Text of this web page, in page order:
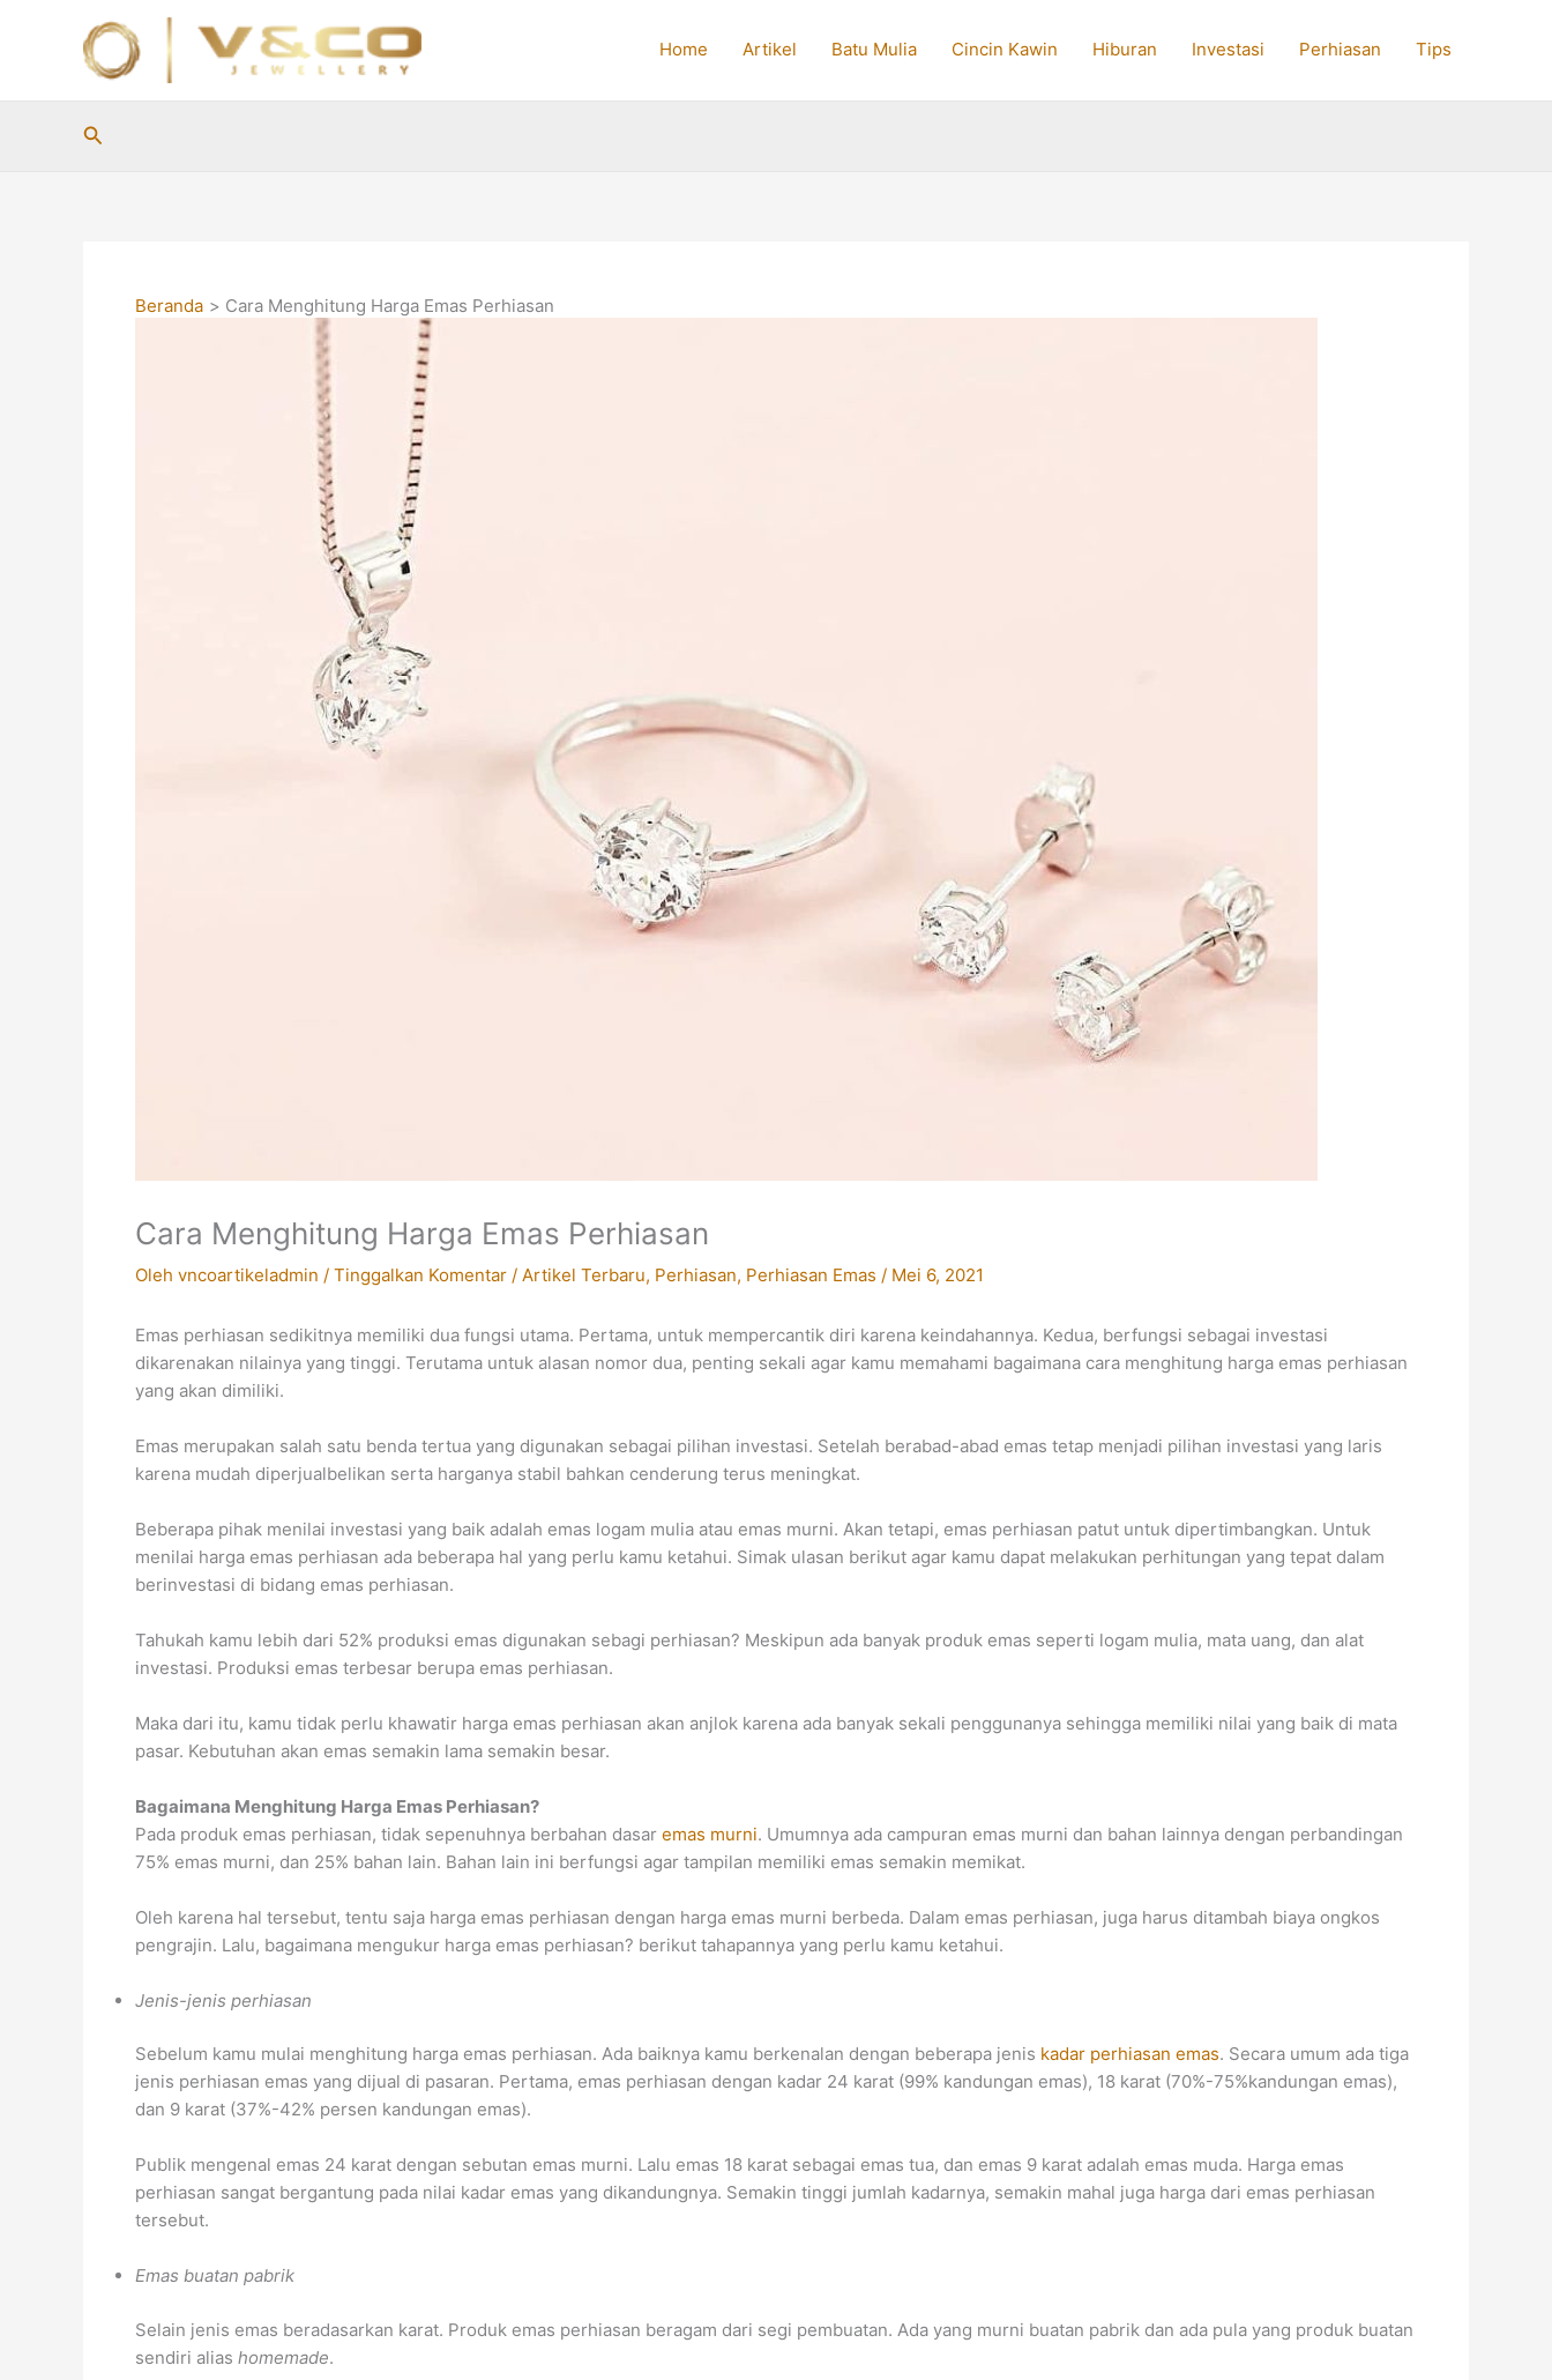
Home Artikel Batu Mulia Cincin Kawin Hiburan Investasi Perhiasan Tips
Cari
Beranda Cara Menghitung Harga Emas Perhiasan
Cara Menghitung Harga Emas Perhiasan
Oleh vncoartikeladmin / Tinggalkan Komentar / Artikel Terbaru, Perhiasan, Perhiasan Emas / Mei 6, 2021
Emas perhiasan sedikitnya memiliki dua fungsi utama. Pertama, untuk mempercantik diri karena keindahannya. Kedua, berfungsi sebagai investasi
dikarenakan nilainya yang tinggi. Terutama untuk alasan nomor dua, penting sekali agar kamu memahami bagaimana cara menghitung harga emas perhiasan
yang akan dimiliki.
Emas merupakan salah satu benda tertua yang digunakan sebagai pilihan investasi. Setelah berabad-abad emas tetap menjadi pilihan investasi yang laris
karena mudah diperjualbelikan serta harganya stabil bahkan cenderung terus meningkat.
Beberapa pihak menilai investasi yang baik adalah emas logam mulia atau emas murni. Akan tetapi, emas perhiasan patut untuk dipertimbangkan. Untuk
menilai harga emas perhiasan ada beberapa hal yang perlu kamu ketahui. Simak ulasan berikut agar kamu dapat melakukan perhitungan yang tepat dalam
berinvestasi di bidang emas perhiasan.
Tahukah kamu lebih dari 52% produksi emas digunakan sebagi perhiasan? Meskipun ada banyak produk emas seperti logam mulia, mata uang, dan alat
investasi. Produksi emas terbesar berupa emas perhiasan.
Maka dari itu, kamu tidak perlu khawatir harga emas perhiasan akan anjlok karena ada banyak sekali penggunanya sehingga memiliki nilai yang baik di mata
pasar. Kebutuhan akan emas semakin lama semakin besar.
Bagaimana Menghitung Harga Emas Perhiasan?
Pada produk emas perhiasan, tidak sepenuhnya berbahan dasar emas murni. Umumnya ada campuran emas murni dan bahan lainnya dengan perbandingan
75% emas murni, dan 25% bahan lain. Bahan lain ini berfungsi agar tampilan memiliki emas semakin memikat.
Oleh karena hal tersebut, tentu saja harga emas perhiasan dengan harga emas murni berbeda. Dalam emas perhiasan, juga harus ditambah biaya ongkos
pengrajin. Lalu, bagaimana mengukur harga emas perhiasan? berikut tahapannya yang perlu kamu ketahui.
Jenis-jenis perhiasan
Sebelum kamu mulai menghitung harga emas perhiasan. Ada baiknya kamu berkenalan dengan beberapa jenis kadar perhiasan emas. Secara umum ada tiga
jenis perhiasan emas yang dijual di pasaran. Pertama, emas perhiasan dengan kadar 24 karat (99% kandungan emas), 18 karat (70%-75%kandungan emas),
dan 9 karat (37%-42% persen kandungan emas).
Publik mengenal emas 24 karat dengan sebutan emas murni. Lalu emas 18 karat sebagai emas tua, dan emas 9 karat adalah emas muda. Harga emas
perhiasan sangat bergantung pada nilai kadar emas yang dikandungnya. Semakin tinggi jumlah kadarnya, semakin mahal juga harga dari emas perhiasan
tersebut.
Emas buatan pabrik
Selain jenis emas beradasarkan karat. Produk emas perhiasan beragam dari segi pembuatan. Ada yang murni buatan pabrik dan ada pula yang produk buatan
sendiri alias homemade.